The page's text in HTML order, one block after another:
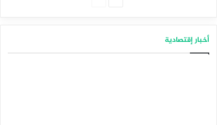
أخبار إقتصادية